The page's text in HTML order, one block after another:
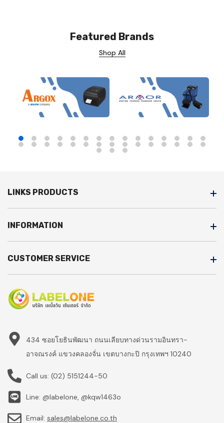
Featured Brands
Shop All
LINKS PRODUCTS
INFORMATION
CUSTOMER SERVICE
434 ซอยโยธินพัฒนา ถนนเลียบทางด่วนรามอินทรา-
อาจณรงค์ แขวงคลองจั่น เขตบางกะปิ กรุงเทพฯ 10240
Call us: (02) 5151244-50
Line: @labelone, @kqw1463o
Email: sales@labelone.co.th